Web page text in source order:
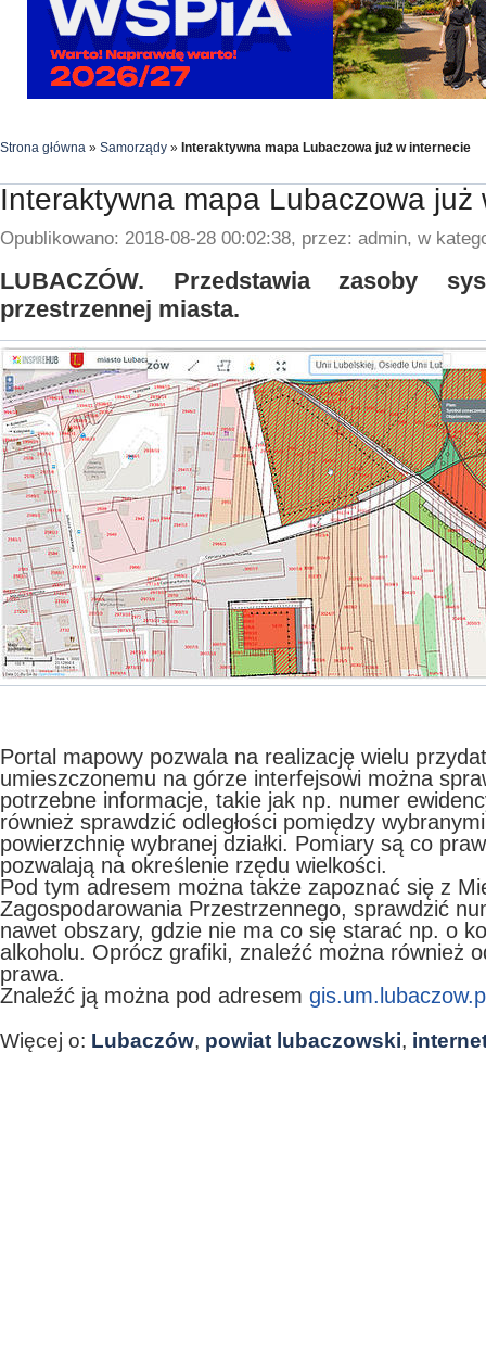
Strona główna » Samorządy » Interaktywna mapa Lubaczowa już w internecie
Interaktywna mapa Lubaczowa już
Opublikowano: 2018-08-28 00:02:38, przez: admin, w
LUBACZÓW. Przedstawia zasoby
przestrzennej miasta.
Portal mapowy pozwala na realizację wielu
umieszczonemu na górze interfejsowi można
potrzebne informacje, takie jak np. numer
również sprawdzić odległości pomiędzy
powierzchnię wybranej działki. Pomiary są co
pozwalają na określenie rzędu wielkości.
Pod tym adresem można także zapoznać się z
Zagospodarowania Przestrzennego, sprawdzić
nawet obszary, gdzie nie ma co się starać np. o
alkoholu. Oprócz grafiki, znaleźć można również
prawa.
Znaleźć ją można pod adresem
Więcej o: Lubaczów, powiat lubaczowski,